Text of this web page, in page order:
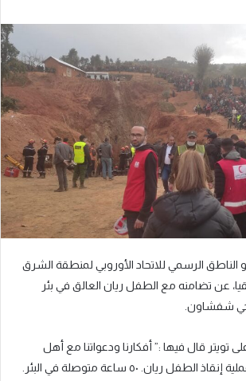
الناطق الرسمي للاتحاد الأوروبي لمنطقة الشرق
عن تضامنه مع الطفل ريان العالق في بئر
شفشاون.
تويتر قال فيها :” أفكارنا ودعواتنا مع أهل
المغرب بينما تستمر عملية إنقاذ الطفل ريان. ٥٠ ساعة متوصلة في البئر.